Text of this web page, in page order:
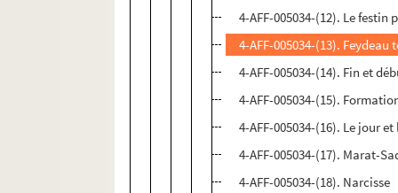
4-AFF-005034-(12). Le festin
4-AFF-005034-(13). Feydeau
4-AFF-005034-(14). Fin et
4-AFF-005034-(15).
4-AFF-005034-(16). Le jour
4-AFF-005034-(17). Marat-
4-AFF-005034-(18). Narcisse